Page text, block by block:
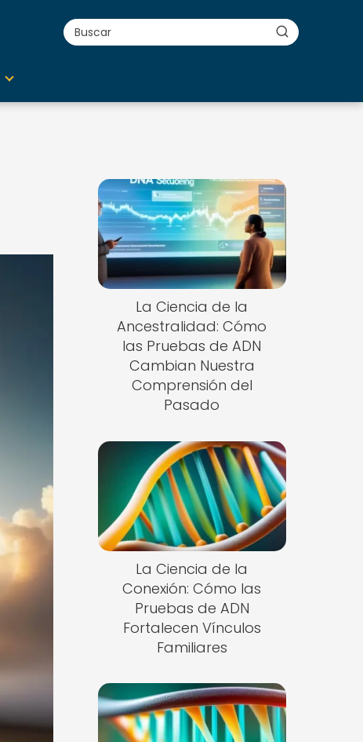
La Ciencia de la
Ancestralidad: Cómo
las Pruebas de ADN
Cambian Nuestra
Comprensión del
Pasado
La Ciencia de la
Conexión: Cómo las
Pruebas de ADN
Fortalecen Vínculos
Familiares